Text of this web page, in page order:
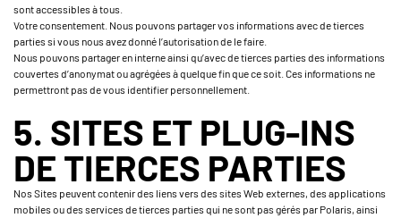
sont accessibles à tous.
Votre consentement. Nous pouvons partager vos informations avec de tierces
parties si vous nous avez donné l’autorisation de le faire.
Nous pouvons partager en interne ainsi qu’avec de tierces parties des informations
couvertes d’anonymat ou agrégées à quelque fin que ce soit. Ces informations ne
permettront pas de vous identifier personnellement.
5. SITES ET PLUG-INS
DE TIERCES PARTIES
Nos Sites peuvent contenir des liens vers des sites Web externes, des applications
mobiles ou des services de tierces parties qui ne sont pas gérés par Polaris, ainsi